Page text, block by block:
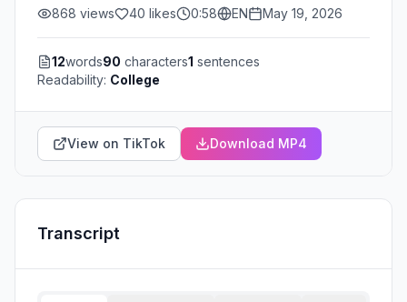
868 views 40 likes 0:58 EN May 19, 2026
12words90 characters1 sentences
Readability: College
View on TikTok Download MP4
Transcript